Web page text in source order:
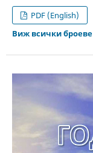
PDF (English)
Виж всички броеве